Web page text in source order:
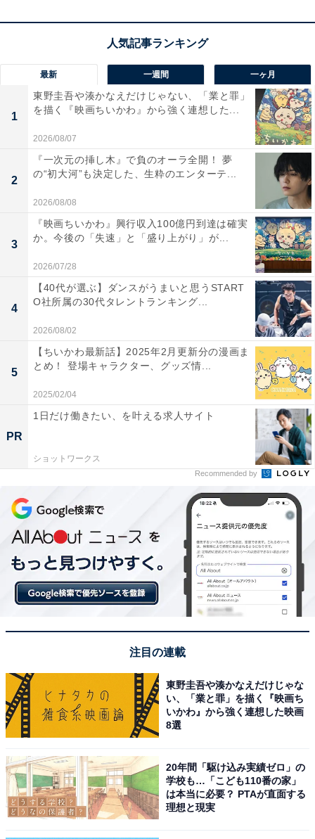
係を築くことの大切さを説かれます。
その翌日、和紗は夫・金之助（大東駿介）がキャバ嬢と
アフターで飲みに行ったことに、「もう一緒に暮らせな
い」と怒り心頭。一緒にいた雅美も、夫と家事分担が原
因で大ゲンカしたことを明かし、離婚をちらつかせま
す。そんな2人の話を聞いていたありすは、ルールを覚
えない倖生と重ね合わせるのでした。
その夜、ありすは和紗が離婚してしまうのではないかと
不安を露わにします。その不安定な精神状態にとどめを
刺すかのように、倖生が元に戻した調味料の位置がルー
ル通りではないことに気付いたありすは我慢の限界に。
思わず家を飛び出し、和紗に泣きつきます。
和紗と話すことで頭を冷やしたありすは、倖生と一緒に
暮らしていくため、自分のルールに折り合いをつけよう
と考え直すのです。
今後の見どころとSNSでの反響
最新 一週間 一ヶ月
1
東野圭吾や湊かなえだけじゃない、「業と罪」
を描く『映画ちいかわ』から強く連想した...
2026/08/07
2
『一次元の挿し木』で負のオーラ全開！ 夢
の“初大河”も決定した、生粋のエンターテ...
2026/08/08
3
『映画ちいかわ』興行収入100億円到達は確実
か。今後の「失速」と「盛り上がり」が...
2026/07/28
4
【40代が選ぶ】ダンスがうまいと思うSTART
O社所属の30代タレントランキング...
2026/08/02
5
【ちいかわ最新話】2025年2月更新分の漫画ま
とめ！ 登場キャラクター、グッズ情...
2025/02/04
PR
1日だけ働きたい、を叶える求人サイト
ショットワークス
Recommended by
注目の連載
東野圭吾や湊かなえだけじゃな
い、「業と罪」を描く『映画ち
いかわ』から強く連想した映画
8選
20年間「駆け込み実績ゼロ」の
学校も…「こども110番の家」
は本当に必要？ PTAが直面する
理想と現実